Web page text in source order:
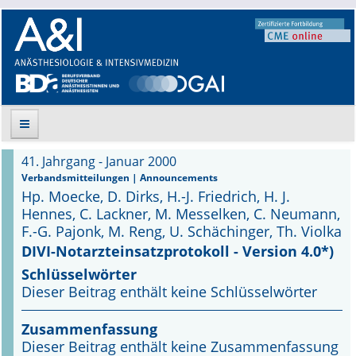
Suche
Aktuelle Ausgabe
Leitlinien
Archiv
Supplements OrphanAnesthesia
41. Jahrgang - Januar 2000
Verbandsmitteilungen | Announcements
Hp. Moecke, D. Dirks, H.-J. Friedrich, H. J.
Hennes, C. Lackner, M. Messelken, C. Neumann,
F.-G. Pajonk, M. Reng, U. Schächinger, Th. Violka
DIVI-Notarzteinsatzprotokoll - Version 4.0*)
Schlüsselwörter
Dieser Beitrag enthält keine Schlüsselwörter
Zusammenfassung
Dieser Beitrag enthält keine Zusammenfassung